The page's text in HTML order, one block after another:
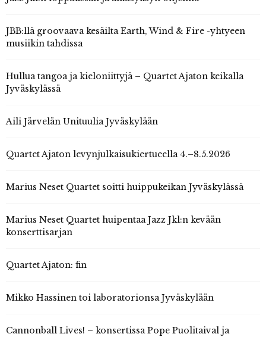
JBB:llä groovaava kesäilta Earth, Wind & Fire -yhtyeen
musiikin tahdissa
Hullua tangoa ja kieloniittyjä – Quartet Ajaton keikalla
Jyväskylässä
Aili Järvelän Unituulia Jyväskylään
Quartet Ajaton levynjulkaisukiertueella 4.–8.5.2026
Marius Neset Quartet soitti huippukeikan Jyväskylässä
Marius Neset Quartet huipentaa Jazz Jkl:n kevään
konserttisarjan
Quartet Ajaton: fin
Mikko Hassinen toi laboratorionsa Jyväskylään
Cannonball Lives! – konsertissa Pope Puolitaival ja